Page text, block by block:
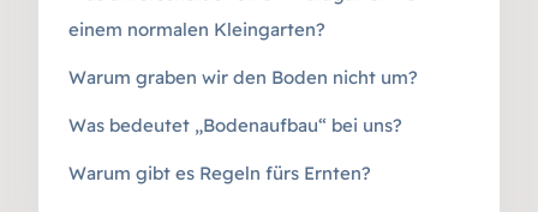
einem normalen Kleingarten?
Warum graben wir den Boden nicht um?
Was bedeutet „Bodenaufbau“ bei uns?
Warum gibt es Regeln fürs Ernten?